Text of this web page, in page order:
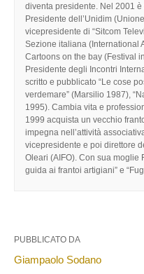
diventa presidente. Nel 2001
Presidente dell’Unidim
vicepresidente di “Sitcom
Sezione italiana (International
Cartoons on the bay (Festival
Presidente degli Incontri
scritto e pubblicato “Le cose
verdemare” (Marsilio 1987),
1995). Cambia vita e
1999 acquista un vecchio
impegna nell’attività
vicepresidente e poi direttore
Oleari (AIFO). Con sua moglie
guida ai frantoi artigiani” e
PUBBLICATO DA
Giampaolo Sodano